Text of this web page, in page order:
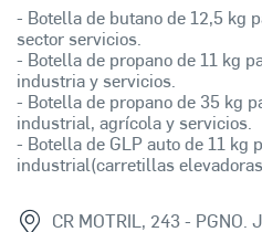
- Botella de butano de 12,5 kg
sector servicios.
- Botella de propano de 11 kg
industria y servicios.
- Botella de propano de 35 kg
industrial, agrícola y servicios.
- Botella de GLP auto de 11 kg
industrial(carretillas
CR MOTRIL, 243 - PGNO.